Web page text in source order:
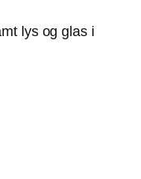
lys og glas i